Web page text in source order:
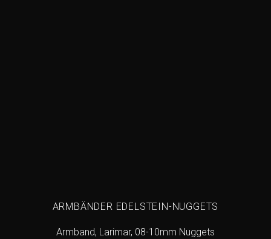
ARMBÄNDER EDELSTEIN-NUGGETS
Armband, Larimar, 08-10mm Nuggets